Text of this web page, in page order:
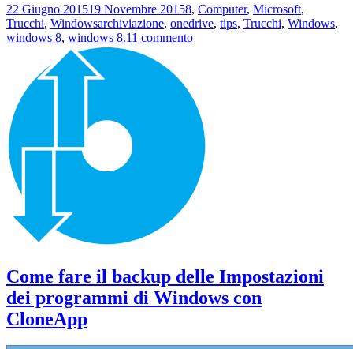
Microsoft
OneDrive
in
Windows
Scritto
il
22 Giugno 201519 Novembre 2015Categorie
8, Computer, Microsoft,
Trucchi, WindowsTag
archiviazione, onedrive, tips, Trucchi, Windows,
windows 8, windows 8.11 commentosu
in
Windows
8.1
Come fare il backup delle Impostazioni
dei programmi di Windows con
CloneApp